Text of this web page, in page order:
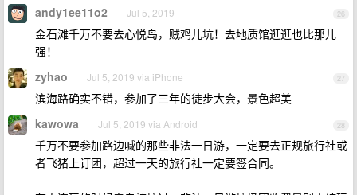
26
andy1ee11o2 Jul 5, 2019
金石滩千万不要去心悦岛，贼鸡儿坑！去地质馆逛逛也比那儿
强！
27
zyhao Jul 5, 2019 via iPhone
滨海路确实不错，参加了三年的徒步大会，景色超美
28
kawowa Jul 5, 2019 via Android
千万不要参加路边喊的那些非法一日游，一定要去正规旅行社或
者飞猪上订团，超过一天的旅行社一定要签合同。